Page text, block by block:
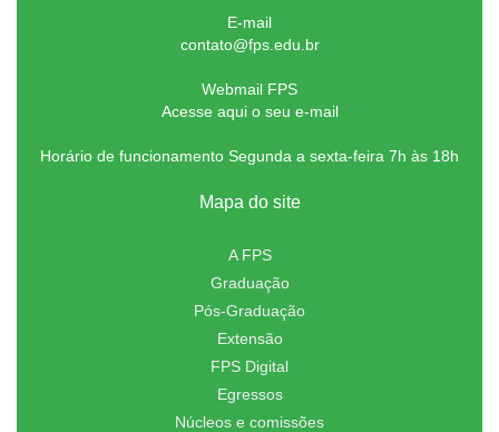
E-mail
contato@fps.edu.br
Webmail FPS
Acesse aqui o seu e-mail
Horário de funcionamento Segunda a sexta-feira 7h às 18h
Mapa do site
A FPS
Graduação
Pós-Graduação
Extensão
FPS Digital
Egressos
Núcleos e comissões